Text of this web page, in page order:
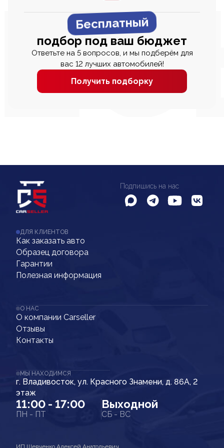
Бесплатный
подбор под ваш бюджет
Ответьте на 5 вопросов, и мы подберём для
вас 12 лучших автомобилей!
Получить подборку
Подпишись на нас
ДЛЯ КЛИЕНТОВ
Как заказать авто
Образец договора
Гарантии
Полезная информация
О НАС
О компании Carseller
Отзывы
Контакты
МЫ НАХОДИМСЯ
г. Владивосток, ул. Красного Знамени, д. 86А, 2
этаж
11:00 - 17:00
ПН - ПТ
Выходной
СБ - ВС
ИП Шевченко Алексей Анатольевич